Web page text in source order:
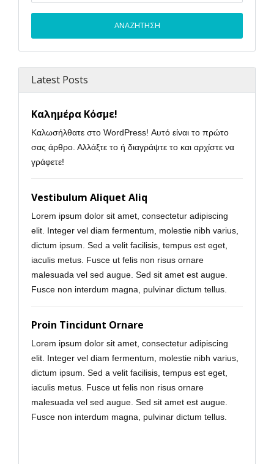
Latest Posts
Καλημέρα Κόσμε!
Καλωσήλθατε στο WordPress! Αυτό είναι το πρώτο
σας άρθρο. Αλλάξτε το ή διαγράψτε το και αρχίστε να
γράφετε!
Vestibulum Aliquet Aliq
Lorem ipsum dolor sit amet, consectetur adipiscing
elit. Integer vel diam fermentum, molestie nibh varius,
dictum ipsum. Sed a velit facilisis, tempus est eget,
iaculis metus. Fusce ut felis non risus ornare
malesuada vel sed augue. Sed sit amet est augue.
Fusce non interdum magna, pulvinar dictum tellus.
Proin Tincidunt Ornare
Lorem ipsum dolor sit amet, consectetur adipiscing
elit. Integer vel diam fermentum, molestie nibh varius,
dictum ipsum. Sed a velit facilisis, tempus est eget,
iaculis metus. Fusce ut felis non risus ornare
malesuada vel sed augue. Sed sit amet est augue.
Fusce non interdum magna, pulvinar dictum tellus.